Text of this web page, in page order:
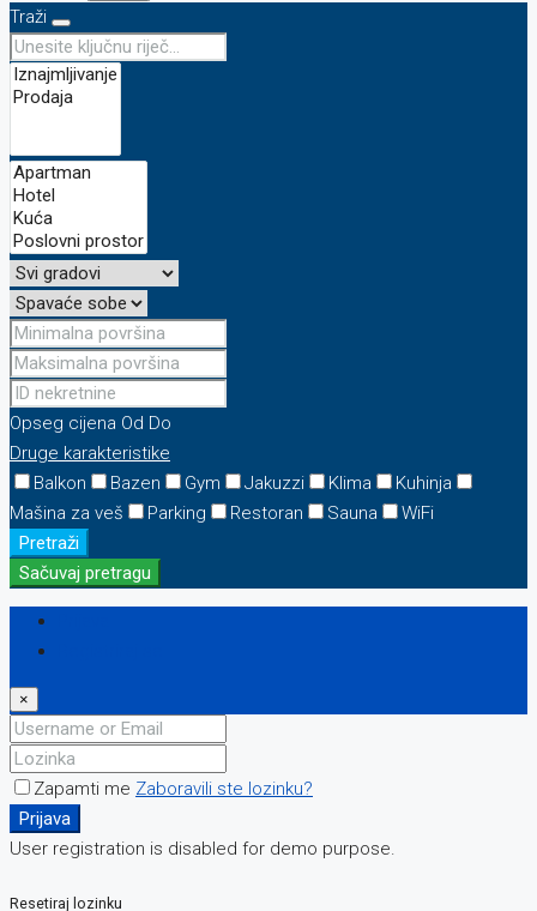
Traži
Opseg cijena Od Do
Druge karakteristike
Balkon
Bazen Gym Jakuzzi Klima
Kuhinja
Mašina za veš
Parking Restoran Sauna
WiFi
Pretraži
Sačuvaj pretragu
×
Zapamti me Zaboravili ste lozinku?
Prijava
User registration is disabled for demo purpose.
Resetiraj lozinku